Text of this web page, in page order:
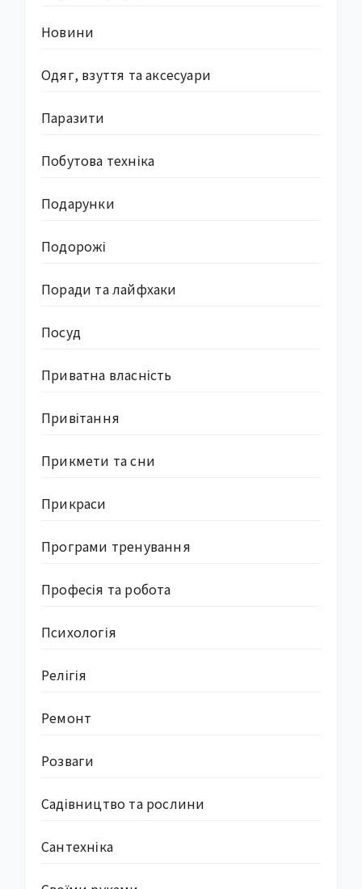
Новини
Одяг, взуття та аксесуари
Паразити
Побутова техніка
Подарунки
Подорожі
Поради та лайфхаки
Посуд
Приватна власність
Привітання
Прикмети та сни
Прикраси
Програми тренування
Професія та робота
Психологія
Релігія
Ремонт
Розваги
Садівництво та рослини
Сантехніка